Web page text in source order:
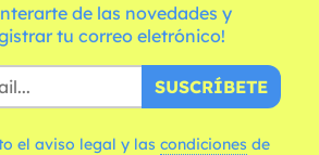
de las novedades y
tu correo eletrónico!
SUSCRÍBETE
el aviso legal y las condiciones